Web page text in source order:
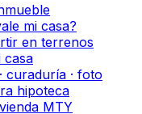
mi casa?
en terrenos
casa
curaduría · foto
hipoteca
MTY